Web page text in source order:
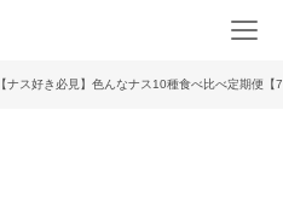
【ナス好き必見】色んなナス10種食べ比べ定期便【